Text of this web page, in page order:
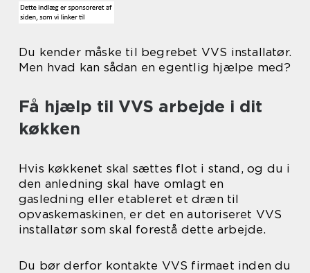
Du kender måske til begrebet VVS installatør.
Men hvad kan sådan en egentlig hjælpe med?
Få hjælp til VVS arbejde i dit
køkken
Hvis køkkenet skal sættes flot i stand, og du i
den anledning skal have omlagt en
gasledning eller etableret et dræn til
opvaskemaskinen, er det en autoriseret VVS
installatør som skal forestå dette arbejde.
Du bør derfor kontakte VVS firmaet inden du